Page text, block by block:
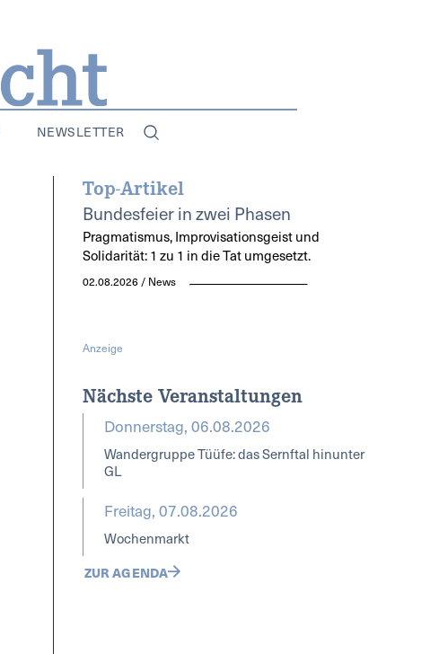
NEWSLETTER
Top-Artikel
Bundesfeier in zwei Phasen
Pragmatismus, Improvisationsgeist und
Solidarität: 1 zu 1 in die Tat umgesetzt.
02.08.2026 / News
Anzeige
Nächste Veranstaltungen
Donnerstag, 06.08.2026
Wandergruppe Tüüfe: das Sernftal hinunter
GL
Freitag, 07.08.2026
Wochenmarkt
ZUR AGENDA